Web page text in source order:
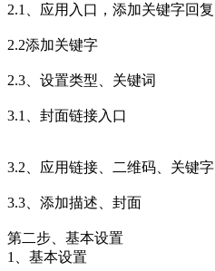
2.1、应用入口，添加关键字回复
2.2添加关键字
2.3、设置类型、关键词
3.1、封面链接入口
3.2、应用链接、二维码、关键字
3.3、添加描述、封面
第二步、基本设置
1、基本设置